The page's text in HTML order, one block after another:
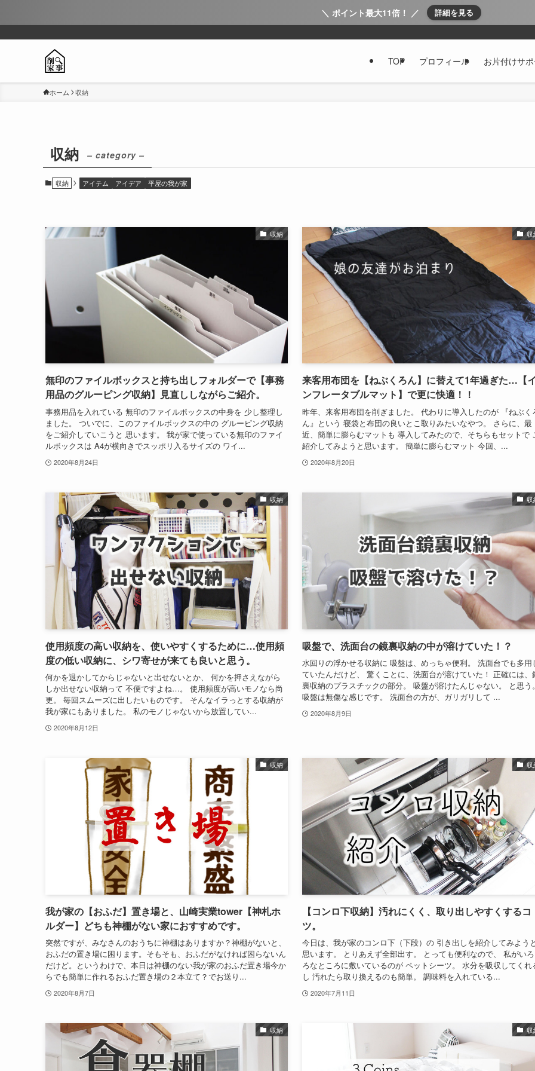
＼ ポイント最大11倍！ ／ 詳細を見る
TOP プロフィール お片付けサ
ホーム 収納
収納 – category –
収納 アイテム アイデア 平屋の我が家
収納
無印のファイルボックスと持ち出しフォルダーで【事務
用品のグルーピング収納】見直ししながらご紹介。
事務用品を入れている 無印のファイルボックスの中身を 少し整理し
ました。 ついでに、このファイルボックスの中の グルーピング収納
をご紹介していこうと 思います。 我が家で使っている無印のファイ
ルボックスは A4が横向きでスッポリ入るサイズの ワイ...
2020年8月24日
収
来客用布団を【ねぶくろん】に替えて1年過ぎた…【
ンフレータブルマット】で更に快適！！
昨年、来客用布団を削ぎました。 代わりに導入したのが 『ねぶく
ん』という 寝袋と布団の良いとこ取りみたいなやつ。 さらに、最
近、簡単に膨らむマットも 導入してみたので、そちらもセットで
紹介してみようと思います。 簡単に膨らむマット 今回、...
2020年8月20日
収納
使用頻度の高い収納を、使いやすくするために…使用頻
度の低い収納に、シワ寄せが来ても良いと思う。
何かを退かしてからじゃないと出せないとか、 何かを押さえながら
しか出せない収納って 不便ですよね…。 使用頻度が高いモノなら尚
更。 毎回スムーズに出したいものです。 そんなイラっとする収納が
我が家にもありました。 私のモノじゃないから放置してい...
2020年8月12日
収
吸盤で、洗面台の鏡裏収納の中が溶けていた！？
水回りの浮かせる収納に 吸盤は、めっちゃ便利。 洗面台でも多用
ていたんだけど、 驚くことに、洗面台が溶けていた！ 正確には、
裏収納のプラスチックの部分。 吸盤が溶けたんじゃない。 と思う
吸盤は無傷な感じです。 洗面台の方が、ガリガリして ...
2020年8月9日
収納
我が家の【おふだ】置き場と、山崎実業tower【神札ホ
ルダー】どちも神棚がない家におすすめです。
突然ですが、みなさんのおうちに神棚はありますか？神棚がないと、
おふだの置き場に困ります。そもそも、おふだがなければ困らないん
だけど。というわけで、本日は神棚のない我が家のおふだ置き場今か
らでも簡単に作れるおふだ置き場の２本立て？でお送り...
2020年8月7日
収
【コンロ下収納】汚れにくく、取り出しやすくするコ
ツ。
今日は、我が家のコンロ下（下段）の 引き出しを紹介してみよう
思います。 とりあえず全部出す。 とっても便利なので、 私がい
ろなところに敷いているのが ペットシーツ。 水分を吸収してくれ
し 汚れたら取り換えるのも簡単。 調味料を入れている...
2020年7月11日
収納 収